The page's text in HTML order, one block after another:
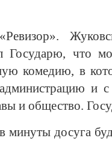
что
комедию, в
и
и общество.
досуга